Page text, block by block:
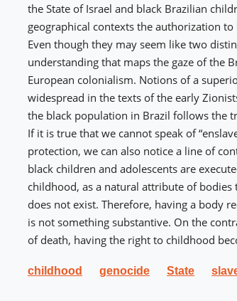
the State of Israel and black Brazilian
geographical contexts the authorization
Even though they may seem like two
understanding that maps the gaze of the
European colonialism. Notions of a
widespread in the texts of the early
the black population in Brazil follows the
If it is true that we cannot speak of
protection, we can also notice a line of
black children and adolescents are
childhood, as a natural attribute of
does not exist. Therefore, having a body
is not something substantive. On the
of death, having the right to childhood
childhood genocide State